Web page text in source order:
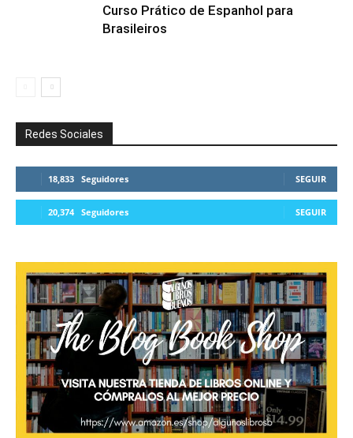
Curso Prático de Espanhol para
Brasileiros
Redes Sociales
18,833 Seguidores SEGUIR
20,374 Seguidores SEGUIR